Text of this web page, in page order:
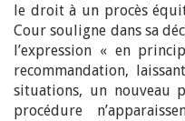
le droit à un procès
Cour souligne dans sa
l’expression « en
recommandation,
situations, un nouveau
procédure